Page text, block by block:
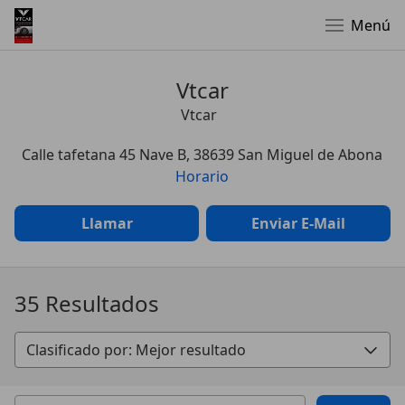
Menú
Vtcar
Vtcar
Calle tafetana 45 Nave B, 38639 San Miguel de Abona
Horario
Llamar Enviar E-Mail
35 Resultados